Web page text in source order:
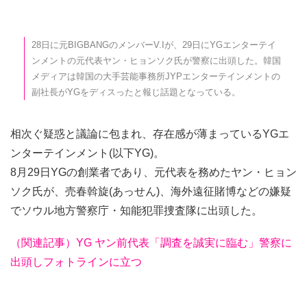
28日に元BIGBANGのメンバーV.Iが、29日にYGエンターテイ
ンメントの元代表ヤン・ヒョンソク氏が警察に出頭した。韓国
メディアは韓国の大手芸能事務所JYPエンターテインメントの
副社長がYGをディスったと報じ話題となっている。
相次ぐ疑惑と議論に包まれ、存在感が薄まっているYGエ
ンターテインメント(以下YG)。
8月29日YGの創業者であり、元代表を務めたヤン・ヒョン
ソク氏が、売春斡旋(あっせん)、海外遠征賭博などの嫌疑
でソウル地方警察庁・知能犯罪捜査隊に出頭した。
（関連記事）YG ヤン前代表「調査を誠実に臨む」警察に
出頭しフォトラインに立つ